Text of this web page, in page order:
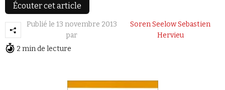
Revues de presse
Newsletter
Se connecter
Écouter cet article
Publié le 13 novembre 2013
par
Soren Seelow Sebastien
Hervieu
2 min de lecture